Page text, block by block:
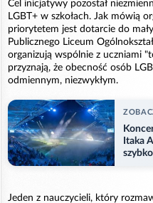
Cel inicjatywy pozostał
LGBT+ w szkołach. Jak mówią
priorytetem jest dotarcie do
Publicznego Liceum
organizują wspólnie z uczniami
przyznają, że obecność osób
odmiennym, niezwykłym.
Itaka
Jeden z nauczycieli, który